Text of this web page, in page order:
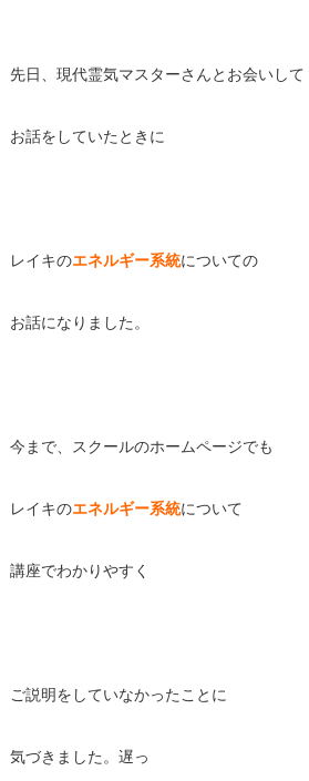
先日、現代霊気マスターさんとお会いして
お話をしていたときに
レイキのエネルギー系統についての
お話になりました。
今まで、スクールのホームページでも
レイキのエネルギー系統について
講座でわかりやすく
ご説明をしていなかったことに
気づきました。遅っ